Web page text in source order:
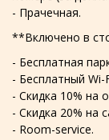
- Прачечная.
**Включено в
- Бесплатная
- Бесплатный Wi-
- Скидка 10% на
- Скидка 20% на
- Room-service.